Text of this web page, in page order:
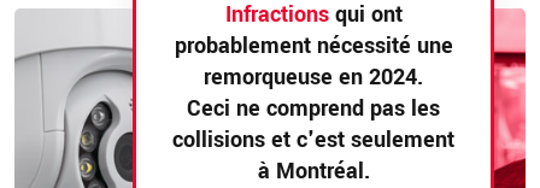
Infractionsqui ont
probablement nécessité une
remorqueuse en 2024.
Ceci ne comprend pas les
collisions et c'est seulement
à Montréal.